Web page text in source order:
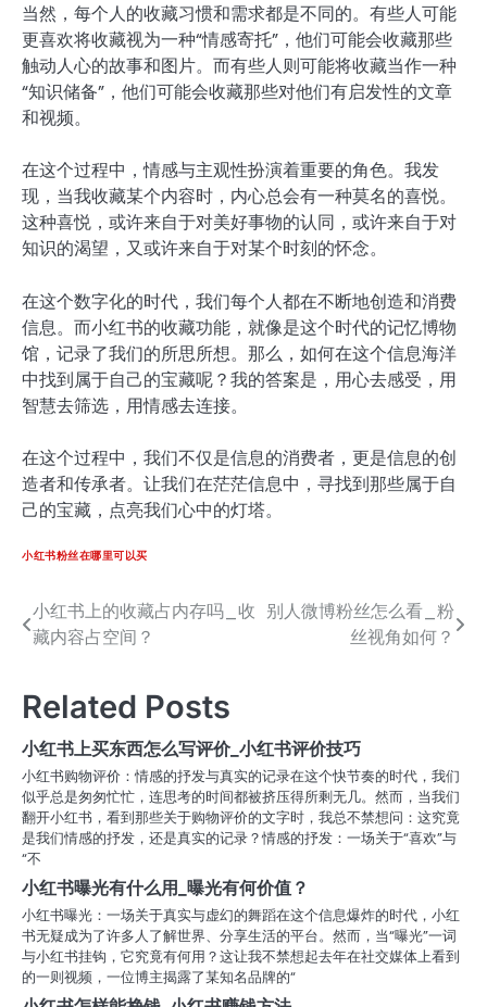
当然，每个人的收藏习惯和需求都是不同的。有些人可能
更喜欢将收藏视为一种“情感寄托”，他们可能会收藏那些
触动人心的故事和图片。而有些人则可能将收藏当作一种
“知识储备”，他们可能会收藏那些对他们有启发性的文章
和视频。
在这个过程中，情感与主观性扮演着重要的角色。我发
现，当我收藏某个内容时，内心总会有一种莫名的喜悦。
这种喜悦，或许来自于对美好事物的认同，或许来自于对
知识的渴望，又或许来自于对某个时刻的怀念。
在这个数字化的时代，我们每个人都在不断地创造和消费
信息。而小红书的收藏功能，就像是这个时代的记忆博物
馆，记录了我们的所思所想。那么，如何在这个信息海洋
中找到属于自己的宝藏呢？我的答案是，用心去感受，用
智慧去筛选，用情感去连接。
在这个过程中，我们不仅是信息的消费者，更是信息的创
造者和传承者。让我们在茫茫信息中，寻找到那些属于自
己的宝藏，点亮我们心中的灯塔。
小红书粉丝在哪里可以买
文
章
导
航
小红书上的收藏占内存吗_收
藏内容占空间？
别人微博粉丝怎么看_粉
丝视角如何？
Related Posts
小红书上买东西怎么写评价_小红书评价技巧
小红书购物评价：情感的抒发与真实的记录在这个快节奏的时代，我们
似乎总是匆匆忙忙，连思考的时间都被挤压得所剩无几。然而，当我们
翻开小红书，看到那些关于购物评价的文字时，我总不禁想问：这究竟
是我们情感的抒发，还是真实的记录？情感的抒发：一场关于“喜欢”与
“不
小红书曝光有什么用_曝光有何价值？
小红书曝光：一场关于真实与虚幻的舞蹈在这个信息爆炸的时代，小红
书无疑成为了许多人了解世界、分享生活的平台。然而，当“曝光”一词
与小红书挂钩，它究竟有何用？这让我不禁想起去年在社交媒体上看到
的一则视频，一位博主揭露了某知名品牌的“